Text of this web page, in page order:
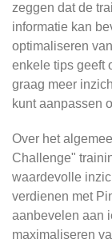
zeggen dat de
informatie kan
optimaliseren
enkele tips geeft
graag meer
kunt aanpassen
Over het
Challenge"
waardevolle
verdienen met
aanbevelen aan
maximaliseren